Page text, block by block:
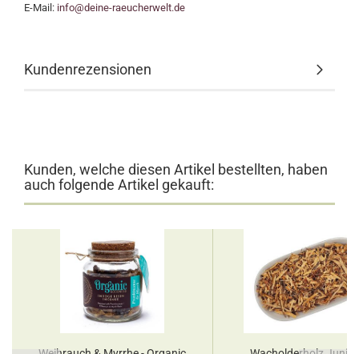
E-Mail: info@deine-raeucherwelt.de
Kundenrezensionen
Kunden, welche diesen Artikel bestellten, haben
auch folgende Artikel gekauft: